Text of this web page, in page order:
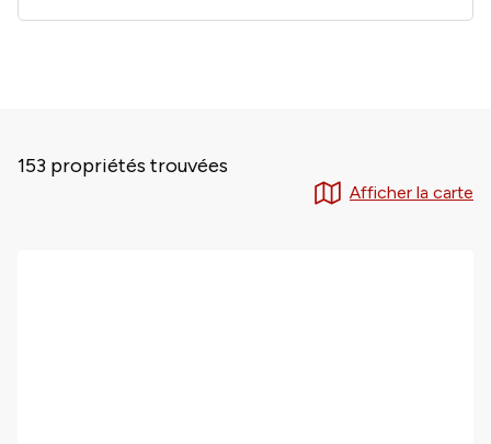
153 propriétés trouvées
Afficher la carte